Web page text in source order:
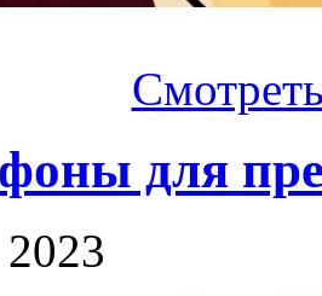
для